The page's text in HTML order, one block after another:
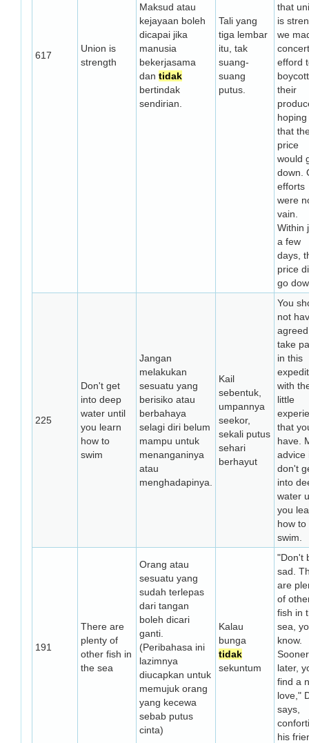
617
Union is
strength
Maksud atau
kejayaan boleh
dicapai jika
manusia
bekerjasama
dan tidak
bertindak
sendirian.
Tali yang
tiga lembar
itu, tak
suang-
suang
putus.
that
is
we
efford
boycott
their
hoping
that
price
would
down.
efforts
were
vain.
Within
a few
days,
price
go
225
Don't get
into deep
water until
you learn
how to
swim
Jangan
melakukan
sesuatu yang
berisiko atau
berbahaya
selagi diri belum
mampu untuk
menanganinya
atau
menghadapinya.
Kail
sebentuk,
umpannya
seekor,
sekali putus
sehari
berhayut
You
not
take
in this
with
little
that
have.
advice
don't
into
water
you
how to
swim.
191
There are
plenty of
other fish in
the sea
Orang atau
sesuatu yang
sudah terlepas
dari tangan
boleh dicari
ganti.
(Peribahasa ini
lazimnya
diucapkan untuk
memujuk orang
yang kecewa
sebab putus
cinta)
Kalau
bunga
tidak
sekuntum
"Don't
sad.
are
of
fish in
sea,
know.
later,
find a
love,"
says,
his